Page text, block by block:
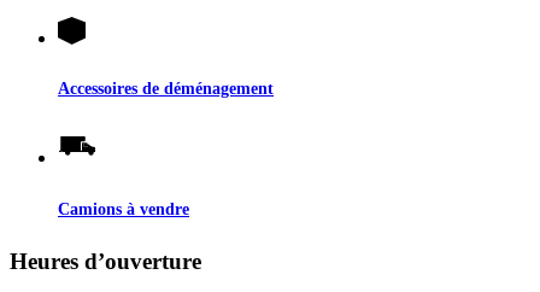
Accessoires de déménagement
Camions à vendre
Heures d’ouverture